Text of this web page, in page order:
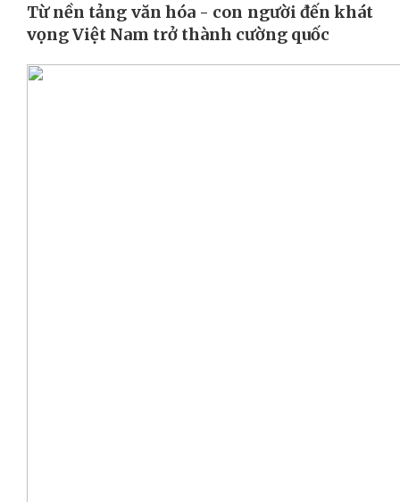
Từ nền tảng văn hóa - con người đến khát
vọng Việt Nam trở thành cường quốc